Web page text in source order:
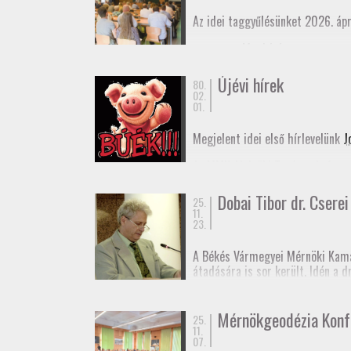
Az idei taggyűlésünket 2026.
80.
02.
01.
Újévi hírek
Megjelent idei első hírlevelünk
Boldog Új Évet Kívánunk a
25.
11.
23.
Dobai Tibor dr.
A Békés Vármegyei Mérnöki
átadására is sor került. Idén a
Dr. Cserei Pál a Békés
Gratulálunk!
25.
11.
07.
Mérnökgeodézia